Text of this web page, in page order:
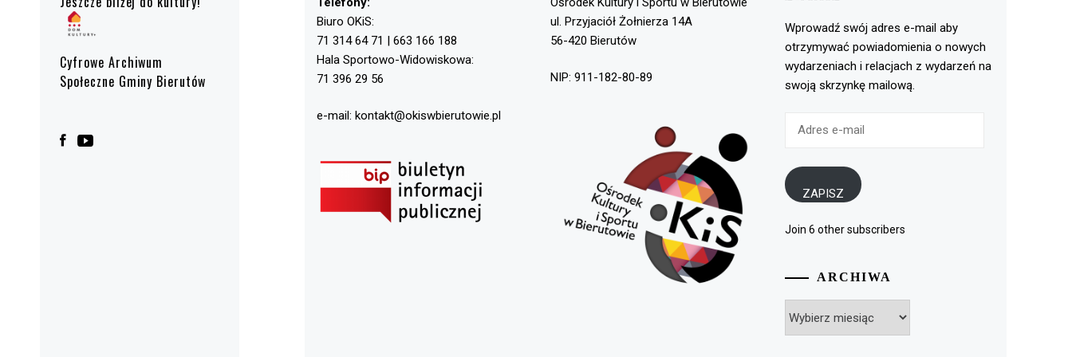
Cyfrowe Archiwum
Społeczne Gminy Bierutów
Biuro OKiS:
71 314 64 71 | 663 166 188
Hala Sportowo-Widowiskowa:
71 396 29 56
e-mail: kontakt@okiswbierutowie.pl
ul. Przyjaciół Żołnierza 14A
56-420 Bierutów
NIP: 911-182-80-89
Wprowadź swój adres e-mail aby
otrzymywać powiadomienia o nowych
wydarzeniach i relacjach z wydarzeń na
swoją skrzynkę mailową.
ZAPISZ
Join 6 other subscribers
ARCHIWA